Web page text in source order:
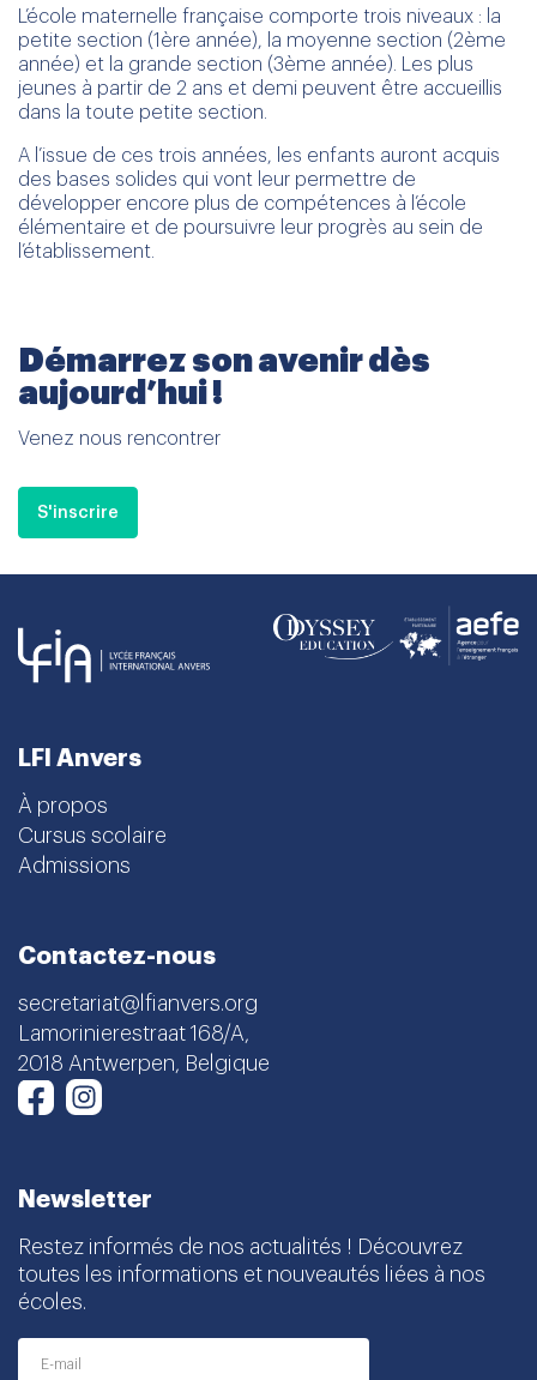
L’école maternelle française comporte trois niveaux : la
petite section (1ère année), la moyenne section (2ème
année) et la grande section (3ème année). Les plus
jeunes à partir de 2 ans et demi peuvent être accueillis
dans la toute petite section.
A l’issue de ces trois années, les enfants auront acquis
des bases solides qui vont leur permettre de
développer encore plus de compétences à l’école
élémentaire et de poursuivre leur progrès au sein de
l’établissement.
Démarrez son avenir dès
aujourd’hui !
Venez nous rencontrer
S'inscrire
LFI Anvers
À propos
Cursus scolaire
Admissions
Contactez-nous
secretariat@lfianvers.org
Lamorinierestraat 168/A,
2018 Antwerpen, Belgique
Facebook
Instagram
Newsletter
Restez informés de nos actualités ! Découvrez
toutes les informations et nouveautés liées à nos
écoles.